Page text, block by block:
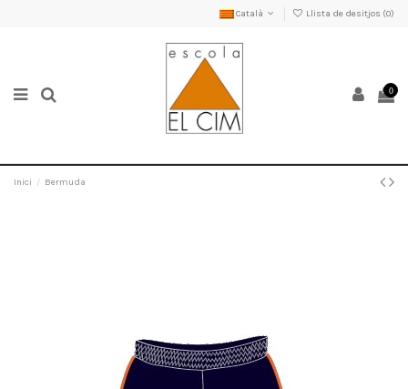
Català Llista de desitjos (0)
0
Inici Bermuda